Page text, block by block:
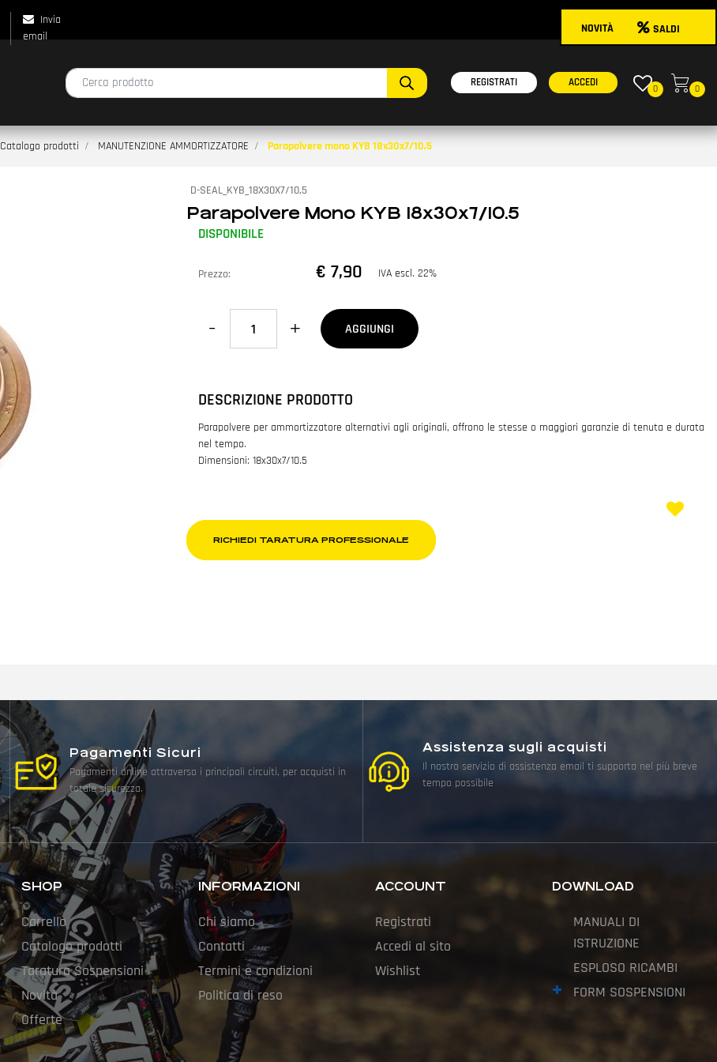
Invia
email
NOVITÀ SALDI
La modifica di un filtro aggiorna automaticamente gli altri filtri disponibili.
REGISTRATI ACCEDI
0 0
Catalogo prodotti MANUTENZIONE AMMORTIZZATORE Parapolvere mono KYB 18x30x7/10,5
D-SEAL_KYB_18X30X7/10,5
Parapolvere Mono KYB 18x30x7/10.5
DISPONIBILE
Prezzo: € 7,90 IVA escl. 22%
Quantità
AGGIUNGI
DESCRIZIONE PRODOTTO
Parapolvere per ammortizzatore alternativi agli originali, offrono le stesse o maggiori garanzie di tenuta e durata
nel tempo.
Dimensioni: 18x30x7/10.5
RICHIEDI TARATURA PROFESSIONALE
Pagamenti Sicuri
Pagamenti online attraverso i principali circuiti, per acquisti in
totale sicurezza.
Assistenza sugli acquisti
Il nostro servizio di assistenza email ti supporta nel più breve
tempo possibile
SHOP
Carrello
Catalogo prodotti
Taratura Sospensioni
Novità
Offerte
INFORMAZIONI
Chi siamo
Contatti
Termini e condizioni
Politica di reso
ACCOUNT
Registrati
Accedi al sito
Wishlist
DOWNLOAD
MANUALI DI
ISTRUZIONE
ESPLOSO RICAMBI
FORM SOSPENSIONI